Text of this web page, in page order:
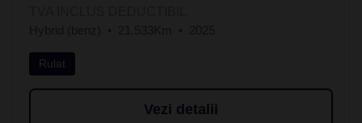
Rulat
Vezi detalii